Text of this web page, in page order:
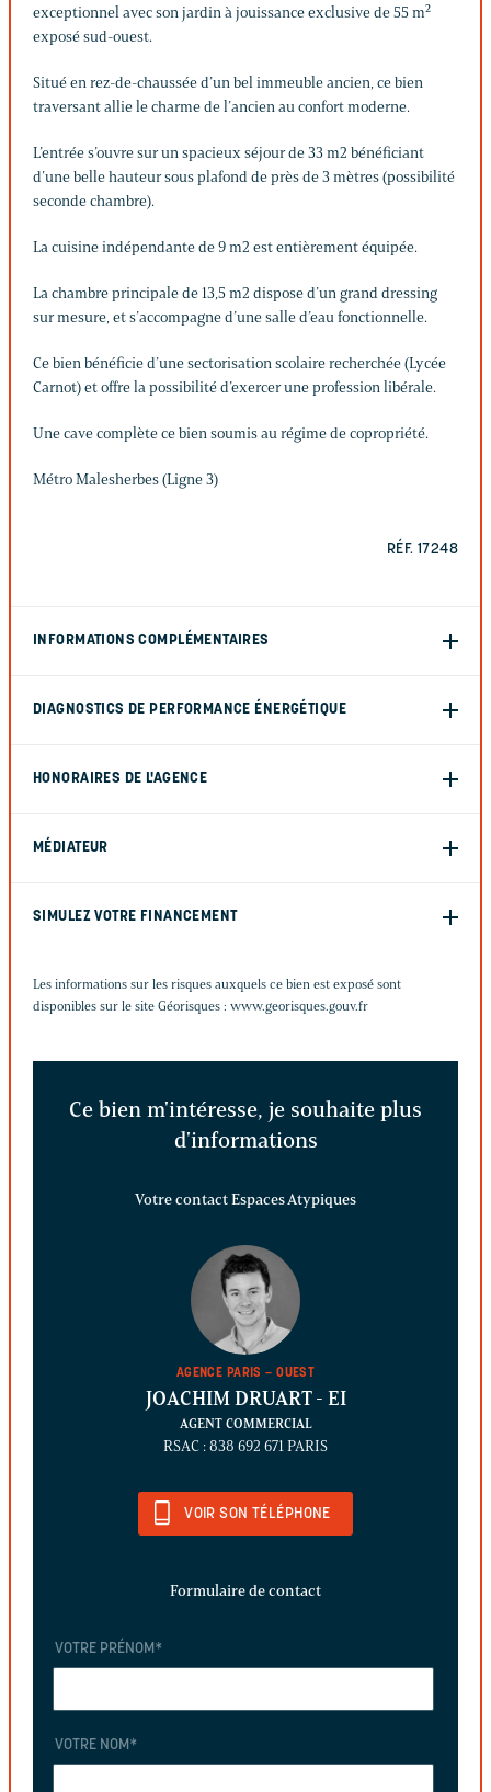
exceptionnel avec son jardin à jouissance exclusive de 55 m²
exposé sud-ouest.
Situé en rez-de-chaussée d’un bel immeuble ancien, ce bien
traversant allie le charme de l’ancien au confort moderne.
L’entrée s’ouvre sur un spacieux séjour de 33 m2 bénéficiant
d’une belle hauteur sous plafond de près de 3 mètres (possibilité
seconde chambre).
La cuisine indépendante de 9 m2 est entièrement équipée.
La chambre principale de 13,5 m2 dispose d’un grand dressing
sur mesure, et s’accompagne d’une salle d’eau fonctionnelle.
Ce bien bénéficie d’une sectorisation scolaire recherchée (Lycée
Carnot) et offre la possibilité d’exercer une profession libérale.
Une cave complète ce bien soumis au régime de copropriété.
Métro Malesherbes (Ligne 3)
RÉF. 17248
INFORMATIONS COMPLÉMENTAIRES
DIAGNOSTICS DE PERFORMANCE ÉNERGÉTIQUE
HONORAIRES DE L'AGENCE
MÉDIATEUR
SIMULEZ VOTRE FINANCEMENT
Les informations sur les risques auxquels ce bien est exposé sont
disponibles sur le site Géorisques : www.georisques.gouv.fr
Ce bien m'intéresse, je souhaite plus
d'informations
Votre contact Espaces Atypiques
AGENCE PARIS – OUEST
JOACHIM DRUART- EI
AGENT COMMERCIAL
RSAC : 838 692 671 PARIS
VOIR SON TÉLÉPHONE
Formulaire de contact
VOTRE PRÉNOM *
VOTRE NOM *